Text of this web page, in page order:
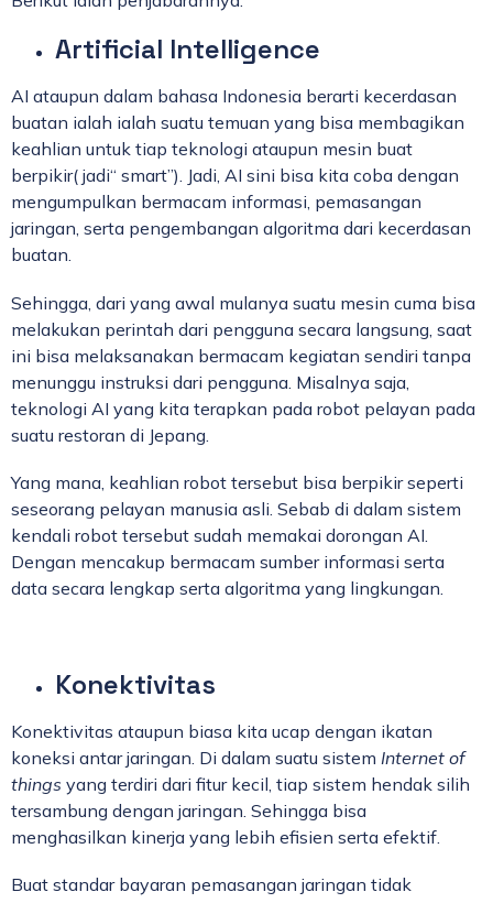
Artificial Intelligence
AI ataupun dalam bahasa Indonesia berarti kecerdasan
buatan ialah ialah suatu temuan yang bisa membagikan
keahlian untuk tiap teknologi ataupun mesin buat
berpikir( jadi“ smart”). Jadi, AI sini bisa kita coba dengan
mengumpulkan bermacam informasi, pemasangan
jaringan, serta pengembangan algoritma dari kecerdasan
buatan.
Sehingga, dari yang awal mulanya suatu mesin cuma bisa
melakukan perintah dari pengguna secara langsung, saat
ini bisa melaksanakan bermacam kegiatan sendiri tanpa
menunggu instruksi dari pengguna. Misalnya saja,
teknologi AI yang kita terapkan pada robot pelayan pada
suatu restoran di Jepang.
Yang mana, keahlian robot tersebut bisa berpikir seperti
seseorang pelayan manusia asli. Sebab di dalam sistem
kendali robot tersebut sudah memakai dorongan AI.
Dengan mencakup bermacam sumber informasi serta
data secara lengkap serta algoritma yang lingkungan.
Konektivitas
Konektivitas ataupun biasa kita ucap dengan ikatan
koneksi antar jaringan. Di dalam suatu sistem Internet of
things yang terdiri dari fitur kecil, tiap sistem hendak silih
tersambung dengan jaringan. Sehingga bisa
menghasilkan kinerja yang lebih efisien serta efektif.
Buat standar bayaran pemasangan jaringan tidak